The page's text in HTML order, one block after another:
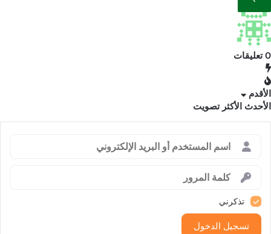
0تعليقات
الأقدم
الأحدث الأكثر تصويت
تذكرني
تسجيل الدخول